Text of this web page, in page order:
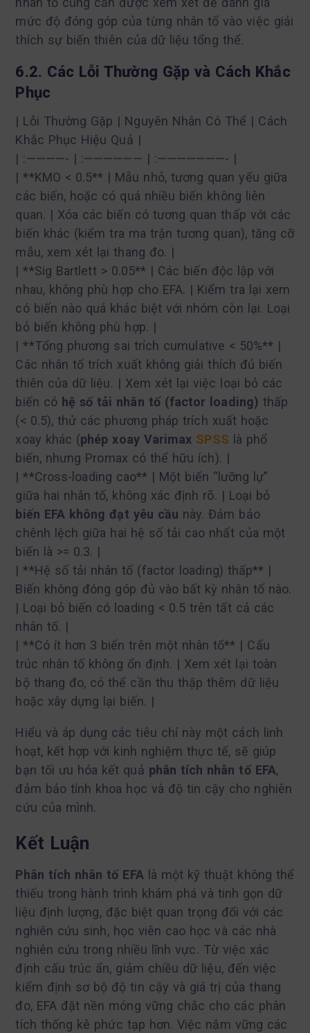
mức độ đóng góp của từng nhân tố vào việc giải
thích sự biến thiên của dữ liệu tổng thể.
6.2. Các Lỗi Thường Gặp và Cách Khắc
Phục
| Lỗi Thường Gặp | Nguyên Nhân Có Thể | Cách
Khắc Phục Hiệu Quả |
| :————- | :—————— | :———————- |
| **KMO < 0.5** | Mẫu nhỏ, tương quan yếu giữa
các biến, hoặc có quá nhiều biến không liên
quan. | Xóa các biến có tương quan thấp với các
biến khác (kiểm tra ma trận tương quan), tăng cỡ
mẫu, xem xét lại thang đo. |
| **Sig Bartlett > 0.05** | Các biến độc lập với
nhau, không phù hợp cho EFA. | Kiểm tra lại xem
có biến nào quá khác biệt với nhóm còn lại. Loại
bỏ biến không phù hợp. |
| **Tổng phương sai trích cumulative < 50%** |
Các nhân tố trích xuất không giải thích đủ biến
thiên của dữ liệu. | Xem xét lại việc loại bỏ các
biến có hệ số tải nhân tố (factor loading) thấp
(< 0.5), thử các phương pháp trích xuất hoặc
xoay khác (phép xoay Varimax SPSS là phổ
biến, nhưng Promax có thể hữu ích). |
| **Cross-loading cao** | Một biến “lưỡng lự”
giữa hai nhân tố, không xác định rõ. | Loại bỏ
biến EFA không đạt yêu cầu này. Đảm bảo
chênh lệch giữa hai hệ số tải cao nhất của một
biến là >= 0.3. |
| **Hệ số tải nhân tố (factor loading) thấp** |
Biến không đóng góp đủ vào bất kỳ nhân tố nào.
| Loại bỏ biến có loading < 0.5 trên tất cả các
nhân tố. |
| **Có ít hơn 3 biến trên một nhân tố** | Cấu
trúc nhân tố không ổn định. | Xem xét lại toàn
bộ thang đo, có thể cần thu thập thêm dữ liệu
hoặc xây dựng lại biến. |
Hiểu và áp dụng các tiêu chí này một cách linh
hoạt, kết hợp với kinh nghiệm thực tế, sẽ giúp
bạn tối ưu hóa kết quả phân tích nhân tố EFA,
đảm bảo tính khoa học và độ tin cậy cho nghiên
cứu của mình.
Kết Luận
Phân tích nhân tố EFAlà một kỹ thuật không thể
thiếu trong hành trình khám phá và tinh gọn dữ
liệu định lượng, đặc biệt quan trọng đối với các
nghiên cứu sinh, học viên cao học và các nhà
nghiên cứu trong nhiều lĩnh vực. Từ việc xác
định cấu trúc ẩn, giảm chiều dữ liệu, đến việc
kiểm định sơ bộ độ tin cậy và giá trị của thang
đo, EFA đặt nền móng vững chắc cho các phân
tích thống kê phức tạp hơn. Việc nắm vững các